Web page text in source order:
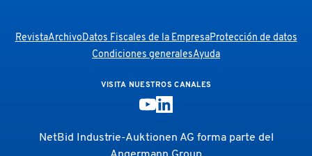
RevistaArchivoDatos Fiscales de la EmpresaProtección de datos
Condiciones generalesAyuda
VISITA NUESTROS CANALES
NetBid Industrie-Auktionen AG forma parte del